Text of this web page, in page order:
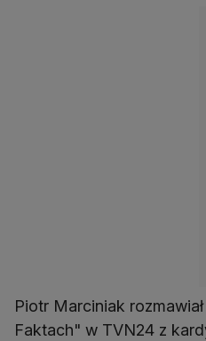
Piotr Marciniak
Faktach" w TVN24 z